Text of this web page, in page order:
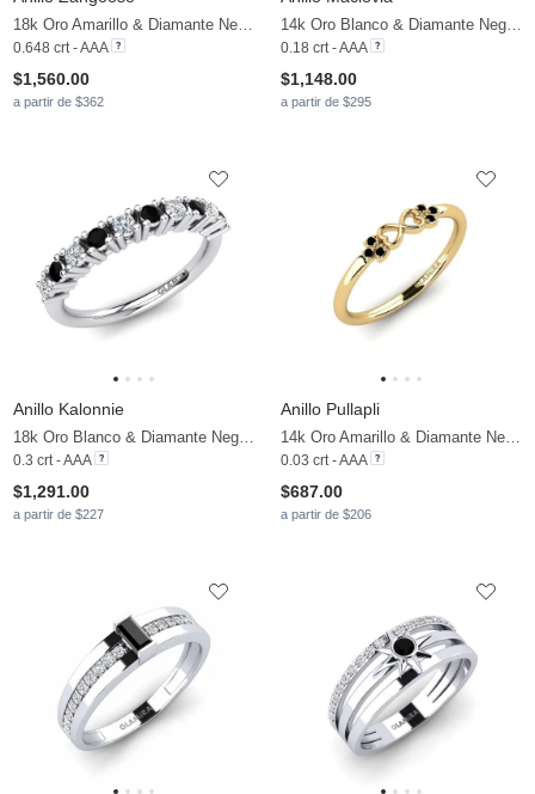
0.648 crt - AAA
$1,560.00
a partir de $362
0.18 crt - AAA
$1,148.00
a partir de $295
Anillo Kalonnie
0.3 crt - AAA
$1,291.00
a partir de $227
Anillo Pullapli
0.03 crt - AAA
$687.00
a partir de $206